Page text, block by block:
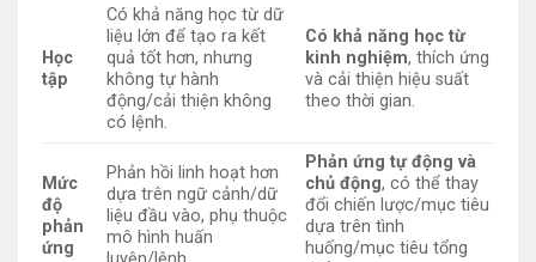
Học
tập
Có khả năng học từ dữ
liệu lớn để tạo ra kết
quả tốt hơn, nhưng
không tự hành
động/cải thiện không
có lệnh.
Có khả năng học từ
kinh nghiệm, thích ứng
và cải thiện hiệu suất
theo thời gian.
Mức
độ
phản
ứng
Phản hồi linh hoạt hơn
dựa trên ngữ cảnh/dữ
liệu đầu vào, phụ thuộc
mô hình huấn
Phản ứng tự động và
chủ động, có thể thay
đổi chiến lược/mục tiêu
dựa trên tình
huống/mục tiêu tổng